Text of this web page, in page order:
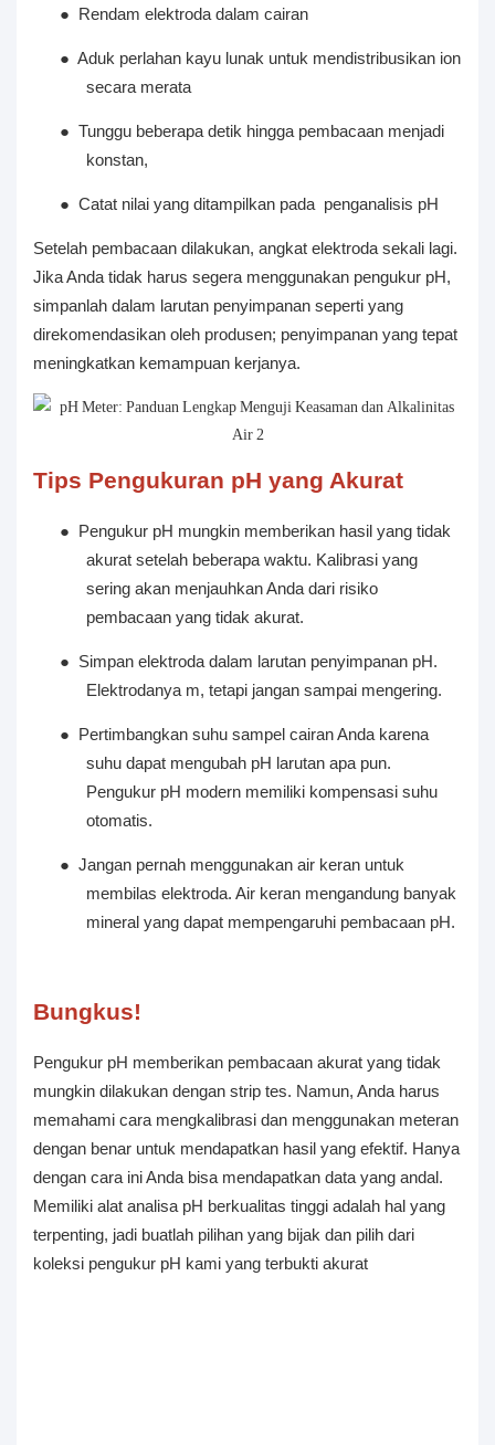
● Rendam elektroda dalam cairan
● Aduk perlahan kayu lunak untuk mendistribusikan ion
secara merata
● Tunggu beberapa detik hingga pembacaan menjadi
konstan,
● Catat nilai yang ditampilkan pada penganalisis pH
Setelah pembacaan dilakukan, angkat elektroda sekali lagi.
Jika Anda tidak harus segera menggunakan pengukur pH,
simpanlah dalam larutan penyimpanan seperti yang
direkomendasikan oleh produsen; penyimpanan yang tepat
meningkatkan kemampuan kerjanya.
Tips Pengukuran pH yang Akurat
●
Pengukur pH mungkin memberikan hasil yang tidak
akurat setelah beberapa waktu. Kalibrasi yang
sering akan menjauhkan Anda dari risiko
pembacaan yang tidak akurat.
●
Simpan elektroda dalam larutan penyimpanan pH.
Elektrodanya m, tetapi jangan sampai mengering.
●
Pertimbangkan suhu sampel cairan Anda karena
suhu dapat mengubah pH larutan apa pun.
Pengukur pH modern memiliki kompensasi suhu
otomatis.
● Jangan pernah menggunakan air keran untuk
membilas elektroda. Air keran mengandung banyak
mineral yang dapat mempengaruhi pembacaan pH.
Bungkus!
Pengukur pH memberikan pembacaan akurat yang tidak
mungkin dilakukan dengan strip tes. Namun, Anda harus
memahami cara mengkalibrasi dan menggunakan meteran
dengan benar untuk mendapatkan hasil yang efektif. Hanya
dengan cara ini Anda bisa mendapatkan data yang andal.
Memiliki alat analisa pH berkualitas tinggi adalah hal yang
terpenting, jadi buatlah pilihan yang bijak dan pilih dari
koleksi pengukur pH kami yang terbukti akurat